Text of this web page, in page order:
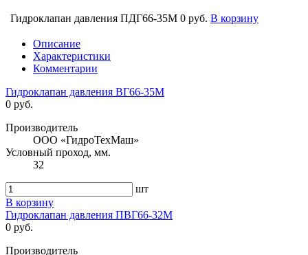
Гидроклапан давления ПДГ66-35М 0 руб. В корзину
Описание
Характеристики
Комментарии
Гидроклапан давления ВГ66-35М
0 руб.
Производитель
ООО «ГидроТехМаш»
Условный проход, мм.
32
шт
В корзину
Гидроклапан давления ПВГ66-32М
0 руб.
Производитель